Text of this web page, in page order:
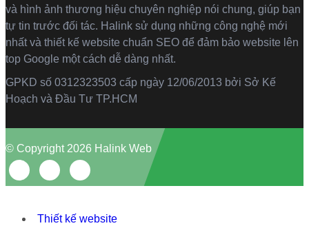
và hình ảnh thương hiệu chuyên nghiệp nói chung, giúp bạn
tự tin trước đối tác. Halink sử dụng những công nghệ mới
nhất và thiết kế website chuẩn SEO để đảm bảo website lên
top Google một cách dễ dàng nhất.
GPKD số 0312323503 cấp ngày 12/06/2013 bởi Sở Kế
Hoạch và Đầu Tư TP.HCM
© Copyright 2026 Halink Web
Thiết kế website